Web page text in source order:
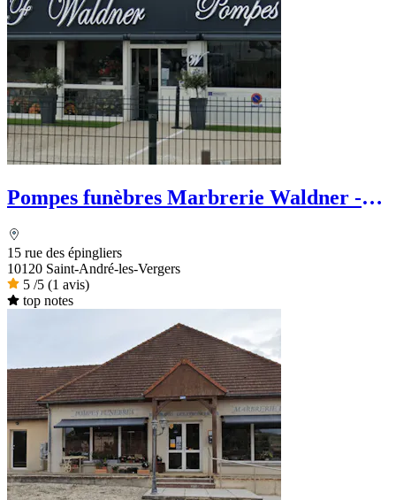
Pompes funèbres Marbrerie Waldner -
15 rue des épingliers
10120 Saint-André-les-Vergers
5 /5 (1 avis)
top notes